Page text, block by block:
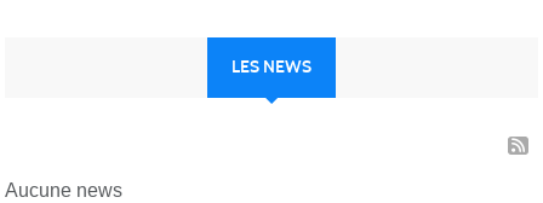
LES NEWS
Aucune news